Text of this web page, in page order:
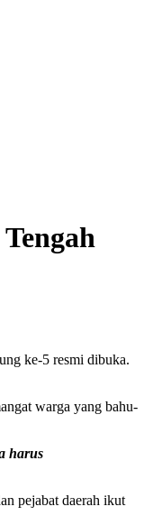
ke-5 resmi dibuka.
warga yang bahu-
harus
pejabat daerah ikut